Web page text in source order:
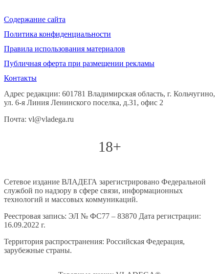
Содержание сайта
Политика конфиденциальности
Правила использования материалов
Публичная оферта при размещении рекламы
Контакты
Адрес редакции: 601781 Владимирская область, г. Кольчугино,
ул. 6-я Линия Ленинского поселка, д.31, офис 2
Почта: vl@vladega.ru
18+
Сетевое издание ВЛАДЕГА зарегистрировано Федеральной
службой по надзору в сфере связи, информационных
технологий и массовых коммуникаций.
Реестровая запись: ЭЛ № ФС77 – 83870 Дата регистрации:
16.09.2022 г.
Территория распространения: Российская Федерация,
зарубежные страны.